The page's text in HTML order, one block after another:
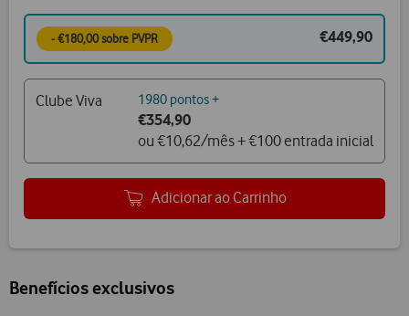
- €180,00 sobre PVPR €449,90
Clube Viva 1980 pontos +
€354,90
ou €10,62/mês + €100 entrada inicial
Adicionar ao Carrinho
Benefícios exclusivos